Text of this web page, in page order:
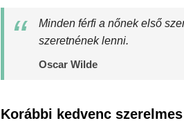
Minden férfi a nőnek első
szeretnének lenni.
Oscar Wilde
Korábbi kedvenc